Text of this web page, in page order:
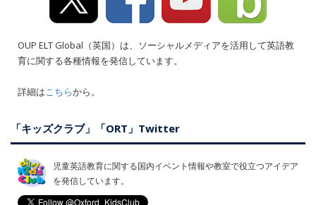
OUP ELT Global（英国）は、ソーシャルメディアを活用して英語教
育に関する各種情報を発信しています。
詳細はこちらから。
「キッズクラブ」「ORT」Twitter
児童英語教育に関する国内イベント情報や教室で役立つアイデア
を発信しています。